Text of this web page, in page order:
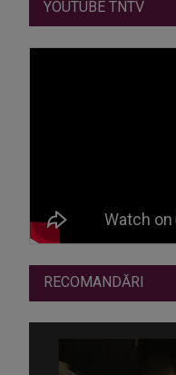
YOUTUBE TNTV
RECOMANDĂRI